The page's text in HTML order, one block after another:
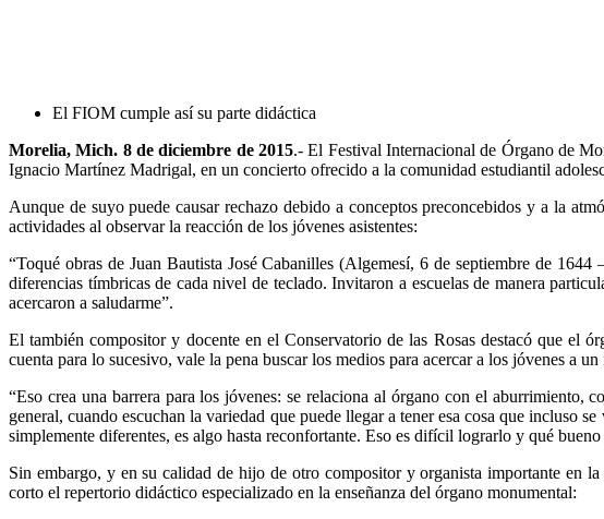
El FIOM cumple así su parte didáctica
Morelia, Mich. 8 de diciembre de 2015.- El Festival Internacional de Órgano de
Ignacio Martínez Madrigal, en un concierto ofrecido a la comunidad estudiantil
Aunque de suyo puede causar rechazo debido a conceptos preconcebidos y a la
actividades al observar la reacción de los jóvenes asistentes:
“Toqué obras de Juan Bautista José Cabanilles (Algemesí, 6 de septiembre de
diferencias tímbricas de cada nivel de teclado. Invitaron a escuelas de manera
acercaron a saludarme”.
El también compositor y docente en el Conservatorio de las Rosas destacó que el
cuenta para lo sucesivo, vale la pena buscar los medios para acercar a los jóvenes a
“Eso crea una barrera para los jóvenes: se relaciona al órgano con el
general, cuando escuchan la variedad que puede llegar a tener esa cosa que incluso
simplemente diferentes, es algo hasta reconfortante. Eso es difícil lograrlo y qué
Sin embargo, y en su calidad de hijo de otro compositor y organista importante en
corto el repertorio didáctico especializado en la enseñanza del órgano monumental: